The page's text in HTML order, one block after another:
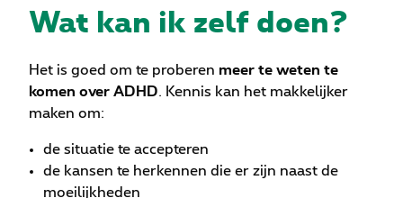
Wat kan ik zelf doen?
Het is goed om te proberen meer te weten te
komen over ADHD. Kennis kan het makkelijker
maken om:
de situatie te accepteren
de kansen te herkennen die er zijn naast de
moeilijkheden